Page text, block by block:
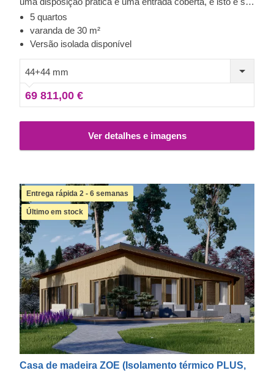
o começo! Este modelo também tem uma sala de estar
espaçosa e uma cozinha. Os quartos estão localizados
em ambos os andares, o que é ideal para famílias maiores
possui um grande número de janelas, tornando todos os
quartos claros e arejados. Para a sua conveniência,
também temos disponível uma versão isolada deste
modelo.
5 quartos
varanda de 30 m²
Versão isolada disponível
44+44 mm
69 811,00 €
Ver detalhes e imagens
Entrega rápida 2 - 6 semanas
Último em stock
Casa de madeira ZOE (Isolamento térmico PLUS,